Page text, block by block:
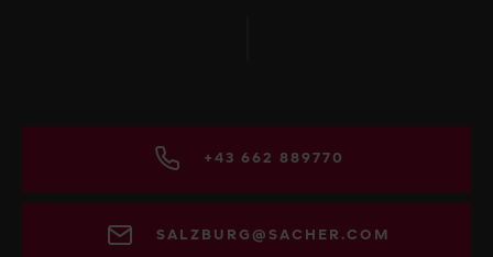
+43 662 889770
SALZBURG@SACHER.COM